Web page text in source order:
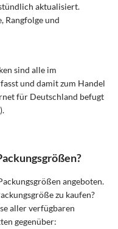
aktualisiert.
Rangfolge und
sind alle im
und damit zum Handel
für Deutschland befugt
angeboten.
zu kaufen?
aller verfügbaren
gegenüber: